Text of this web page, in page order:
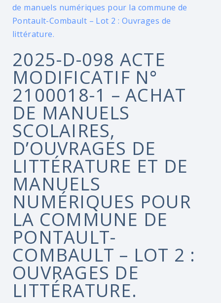
de manuels numériques pour la commune de
Pontault-Combault – Lot 2 : Ouvrages de
littérature.
2025-D-098 ACTE
MODIFICATIF N°
2100018-1 – ACHAT
DE MANUELS
SCOLAIRES,
D’OUVRAGES DE
LITTÉRATURE ET DE
MANUELS
NUMÉRIQUES POUR
LA COMMUNE DE
PONTAULT-
COMBAULT – LOT 2 :
OUVRAGES DE
LITTÉRATURE.